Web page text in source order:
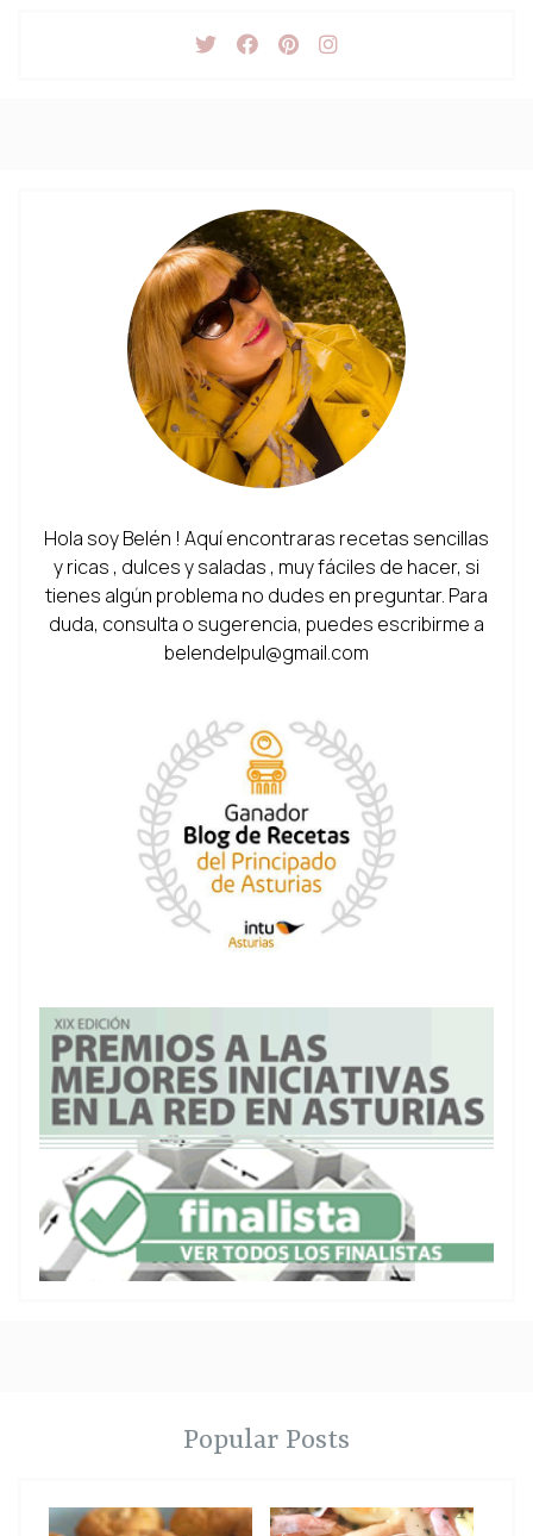
Hola soy Belén ! Aquí encontraras recetas sencillas
y ricas , dulces y saladas , muy fáciles de hacer, si
tienes algún problema no dudes en preguntar. Para
duda, consulta o sugerencia, puedes escribirme a
belendelpul@gmail.com
Popular Posts